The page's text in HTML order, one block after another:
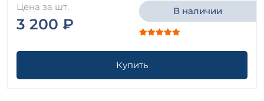
Цена за шт.
3 200 ₽
В наличии
Купить